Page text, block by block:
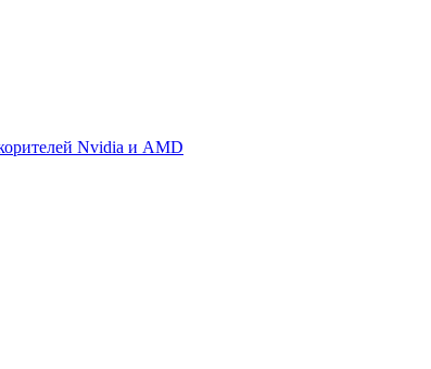
Nvidia и AMD